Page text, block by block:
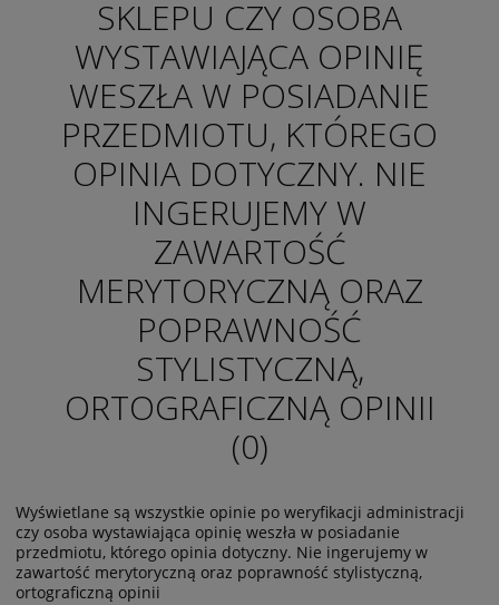
SKLEPU CZY OSOBA
WYSTAWIAJĄCA OPINIĘ
WESZŁA W POSIADANIE
PRZEDMIOTU, KTÓREGO
OPINIA DOTYCZNY. NIE
INGERUJEMY W
ZAWARTOŚĆ
MERYTORYCZNĄ ORAZ
POPRAWNOŚĆ
STYLISTYCZNĄ,
ORTOGRAFICZNĄ OPINII
(0)
Wyświetlane są wszystkie opinie po weryfikacji administracji
czy osoba wystawiająca opinię weszła w posiadanie
przedmiotu, którego opinia dotyczny. Nie ingerujemy w
zawartość merytoryczną oraz poprawność stylistyczną,
ortograficzną opinii